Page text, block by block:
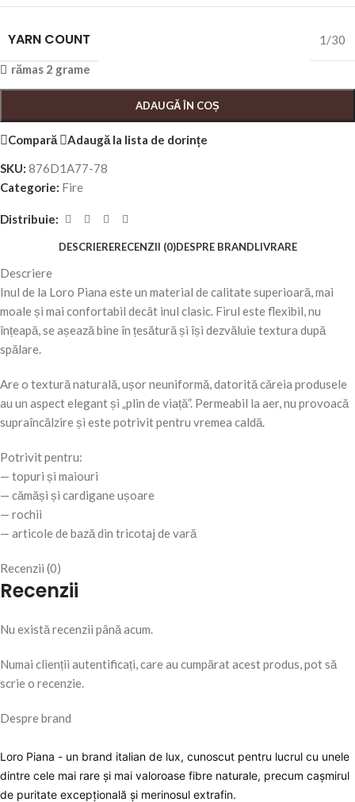
YARN COUNT 1/30
rămas 2 grame
ADAUGĂ ÎN COȘ
Compară
Adaugă la lista de dorințe
SKU: 876D1A77-78
Categorie: Fire
Distribuie:
DESCRIERERECENZII (0)DESPRE BRANDLIVRARE
Descriere
Inul de la Loro Piana este un material de calitate superioară, mai
moale și mai confortabil decât inul clasic. Firul este flexibil, nu
înțeapă, se așează bine în țesătură și își dezvăluie textura după
spălare.
Are o textură naturală, ușor neuniformă, datorită căreia produsele
au un aspect elegant și „plin de viață”. Permeabil la aer, nu provoacă
supraîncălzire și este potrivit pentru vremea caldă.
Potrivit pentru:
— topuri și maiouri
— cămăși și cardigane ușoare
— rochii
— articole de bază din tricotaj de vară
Recenzii (0)
Recenzii
Nu există recenzii până acum.
Numai clienții autentificați, care au cumpărat acest produs, pot să
scrie o recenzie.
Despre brand
Loro Piana - un brand italian de lux, cunoscut pentru lucrul cu unele
dintre cele mai rare și mai valoroase fibre naturale, precum cașmirul
de puritate excepțională și merinosul extrafin.